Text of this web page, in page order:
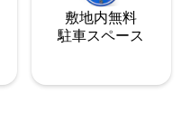
敷地内無料
駐⁠車ス⁠ペ⁠ー⁠ス